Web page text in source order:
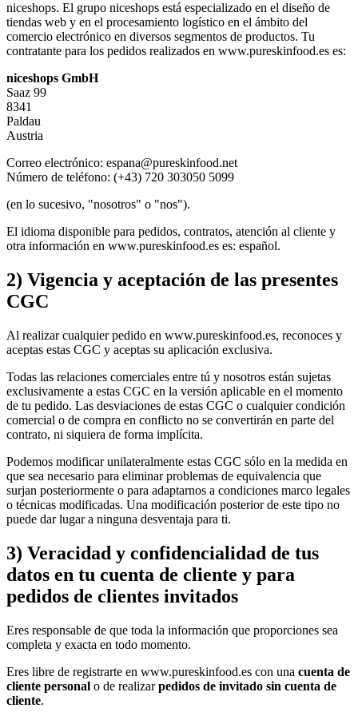
niceshops. El grupo niceshops está especializado en el diseño de
tiendas web y en el procesamiento logístico en el ámbito del
comercio electrónico en diversos segmentos de productos. Tu
contratante para los pedidos realizados en www.pureskinfood.es es:
niceshops GmbH
Saaz 99
8341
Paldau
Austria
Correo electrónico: espana@pureskinfood.net
Número de teléfono: (+43) 720 303050 5099
(en lo sucesivo, "nosotros" o "nos").
El idioma disponible para pedidos, contratos, atención al cliente y
otra información en www.pureskinfood.es es: español.
2) Vigencia y aceptación de las presentes
CGC
Al realizar cualquier pedido en www.pureskinfood.es, reconoces y
aceptas estas CGC y aceptas su aplicación exclusiva.
Todas las relaciones comerciales entre tú y nosotros están sujetas
exclusivamente a estas CGC en la versión aplicable en el momento
de tu pedido. Las desviaciones de estas CGC o cualquier condición
comercial o de compra en conflicto no se convertirán en parte del
contrato, ni siquiera de forma implícita.
Podemos modificar unilateralmente estas CGC sólo en la medida en
que sea necesario para eliminar problemas de equivalencia que
surjan posteriormente o para adaptarnos a condiciones marco legales
o técnicas modificadas. Una modificación posterior de este tipo no
puede dar lugar a ninguna desventaja para ti.
3) Veracidad y confidencialidad de tus
datos en tu cuenta de cliente y para
pedidos de clientes invitados
Eres responsable de que toda la información que proporciones sea
completa y exacta en todo momento.
Eres libre de registrarte en www.pureskinfood.es con una cuenta de
cliente personal o de realizarpedidos de invitado sin cuenta de
cliente.